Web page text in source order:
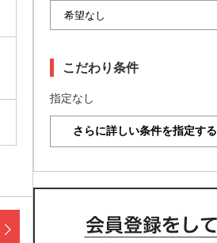
こだわり条件
指定なし
さらに詳しい条件を指定する